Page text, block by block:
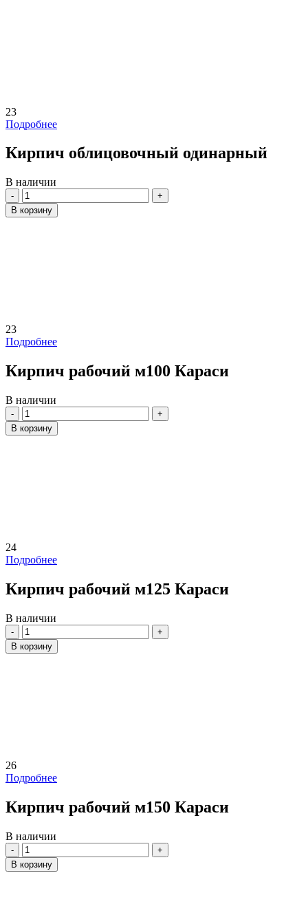
23
Подробнее
Кирпич облицовочный одинарный
В наличии
Количество
В корзину
23
Подробнее
Кирпич рабочий м100 Караси
В наличии
Количество
В корзину
24
Подробнее
Кирпич рабочий м125 Караси
В наличии
Количество
В корзину
26
Подробнее
Кирпич рабочий м150 Караси
В наличии
Количество
В корзину